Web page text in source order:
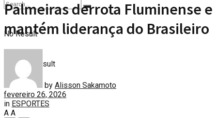
No Result
View All Result
Palmeiras derrota Fluminense e
mantém liderança do Brasileiro
by Alisson Sakamoto
fevereiro 26, 2026
in ESPORTES
A A